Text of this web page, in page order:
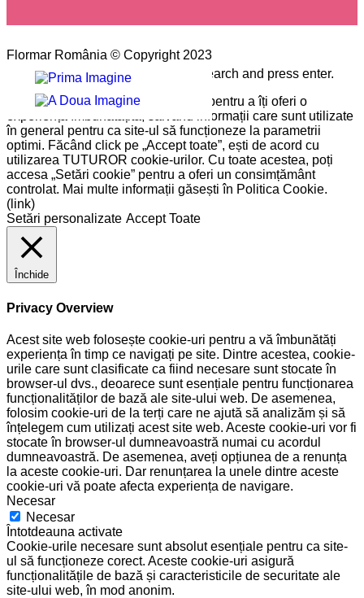
Flormar România © Copyright 2023
Please type the word you want to search and press enter.
Pe site-ul nostru folosim cookie-uri pentru a îți oferi o
experiență îmbunătățită, salvând informații care sunt utilizate
în general pentru ca site-ul să funcționeze la parametrii
optimi. Făcând click pe „Accept toate”, ești de acord cu
utilizarea TUTUROR cookie-urilor. Cu toate acestea, poți
accesa „Setări cookie” pentru a oferi un consimțământ
controlat. Mai multe informații găsești în Politica Cookie.
(link)
Setări personalizate Accept Toate
Închide
Privacy Overview
Acest site web folosește cookie-uri pentru a vă îmbunătăți
experiența în timp ce navigați pe site. Dintre acestea, cookie-
urile care sunt clasificate ca fiind necesare sunt stocate în
browser-ul dvs., deoarece sunt esențiale pentru funcționarea
funcționalităților de bază ale site-ului web. De asemenea,
folosim cookie-uri de la terți care ne ajută să analizăm și să
înțelegem cum utilizați acest site web. Aceste cookie-uri vor fi
stocate în browser-ul dumneavoastră numai cu acordul
dumneavoastră. De asemenea, aveți opțiunea de a renunța
la aceste cookie-uri. Dar renunțarea la unele dintre aceste
cookie-uri vă poate afecta experiența de navigare.
Necesar
Necesar
Întotdeauna activate
Cookie-urile necesare sunt absolut esențiale pentru ca site-
ul să funcționeze corect. Aceste cookie-uri asigură
funcționalitățile de bază și caracteristicile de securitate ale
site-ului web, în mod anonim.